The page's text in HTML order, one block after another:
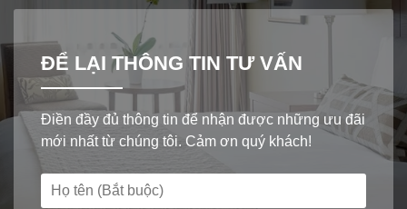
ĐỂ LẠI THÔNG TIN TƯ VẤN
Điền đầy đủ thông tin để nhận được những ưu đãi
mới nhất từ chúng tôi. Cảm ơn quý khách!